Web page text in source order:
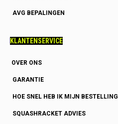
AVG BEPALINGEN
KLANTENSERVICE
OVER ONS
GARANTIE
HOE SNEL HEB IK MIJN BESTELLING
SQUASHRACKET ADVIES